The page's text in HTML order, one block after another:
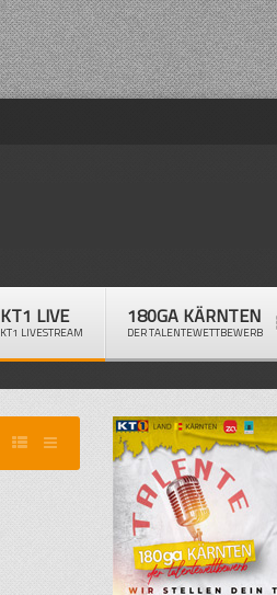
KT1 LIVE
KT1 LIVESTREAM
180GA KÄRNTEN
DER TALENTEWETTBEWERB